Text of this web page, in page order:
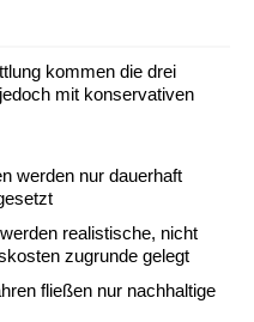
kommen die drei
mit konservativen
werden nur dauerhaft
realistische, nicht
zugrunde gelegt
fließen nur nachhaltige